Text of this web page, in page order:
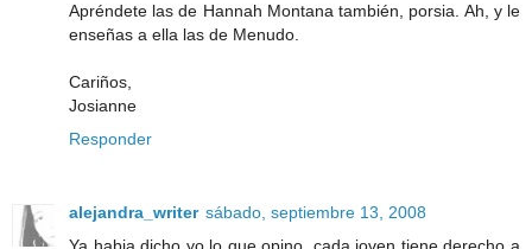
Apréndete las de Hannah Montana también, porsia. Ah, y le
enseñas a ella las de Menudo.
Cariños,
Josianne
Responder
alejandra_writer sábado, septiembre 13, 2008